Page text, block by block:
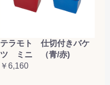
テラモト 仕切付きバケ
ツ ミニ （青/赤)
￥6,160